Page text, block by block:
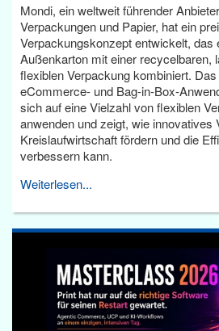
Mondi, ein weltweit führender
Verpackungen und Papier, hat ein
Verpackungskonzept entwickelt, das
Außenkarton mit einer recycelbaren,
flexiblen Verpackung kombiniert.
eCommerce- und Bag-in-Box-
sich auf eine Vielzahl von flexiblen
anwenden und zeigt, wie innovatives
Kreislaufwirtschaft fördern und die
verbessern kann.
Weiterlesen...